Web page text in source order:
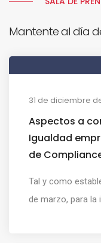
Mantente al día
31 de diciembre
Aspectos a
Igualdad
de
Tal y como
de marzo, para la